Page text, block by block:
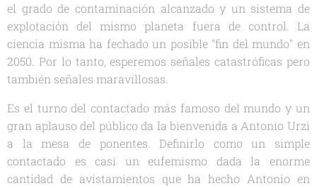
el grado de contaminación alcanzado y un sistema de
explotación del mismo planeta fuera de control. La
ciencia misma ha fechado un posible "fin del mundo" en
2050. Por lo tanto, esperemos señales catastróficas pero
también señales maravillosas.
Es el turno del contactado más famoso del mundo y un
gran aplauso del público da la bienvenida a Antonio Urzi
a la mesa de ponentes. Definirlo como un simple
contactado es casi un eufemismo dada la enorme
cantidad de avistamientos que ha hecho Antonio en